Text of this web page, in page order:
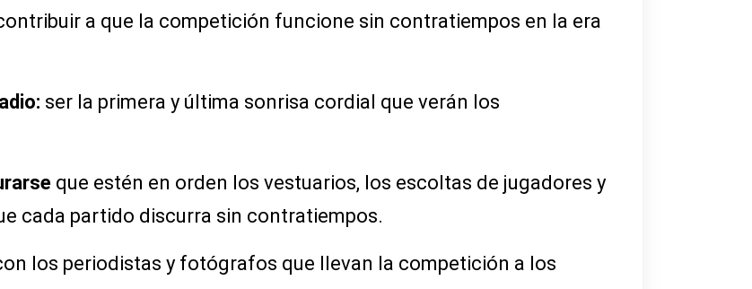
a que la competición funcione sin contratiempos en la era
ser la primera y última sonrisa cordial que verán los
que estén en orden los vestuarios, los escoltas de jugadores y
cada partido discurra sin contratiempos.
los periodistas y fotógrafos que llevan la competición a los